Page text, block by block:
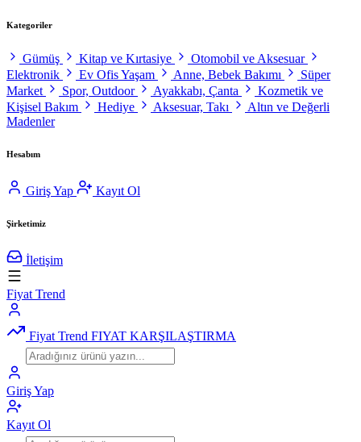
Kategoriler
Gümüş Kitap ve Kırtasiye
Otomobil ve Aksesuar
Elektronik
Ev Ofis Yaşam Anne, Bebek Bakımı
Süper
Market
Spor, Outdoor Ayakkabı, Çanta
Kozmetik ve
Kişisel Bakım
Hediye Aksesuar, Takı
Altın ve Değerli
Madenler
Hesabım
Giriş Yap Kayıt Ol
Şirketimiz
İletişim
Fiyat Trend
Fiyat Trend FIYAT KARŞILAŞTIRMA
Giriş Yap
Kayıt Ol